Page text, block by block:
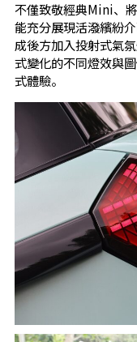
不僅致敬經典Mini、
能充分展現活潑繽紛
成後方加入投射式氣
式變化的不同燈效與
式體驗。